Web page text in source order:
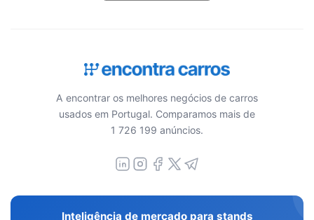
A encontrar os melhores negócios de carros
usados em Portugal. Comparamos mais de
1 726 199 anúncios.
Inteligência de mercado para stands